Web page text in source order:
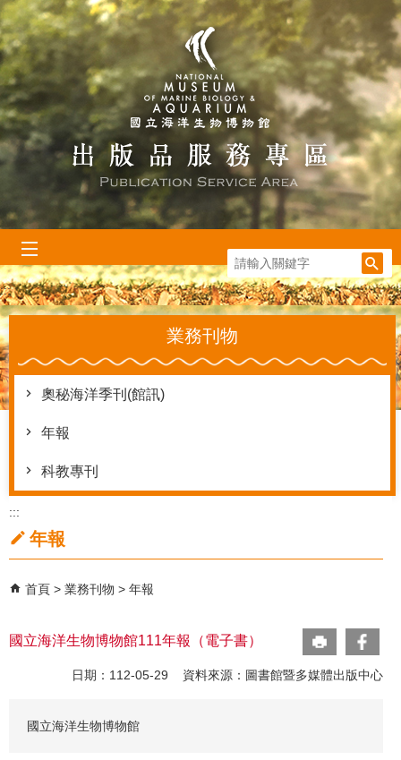
跳到主要內容區塊
:::
業務刊物
奧秘海洋季刊(館訊)
年報
科教專刊
:::
年報
首頁 業務刊物 年報
國立海洋生物博物館111年報（電子書）
日期：112-05-29 資料來源：圖書館暨多媒體出版中心
國立海洋生物博物館